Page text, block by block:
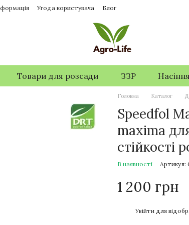
Угода користувача Блог
Товари для розсади ЗЗР Насіння
Головна Каталог
Speedfol
maxima
стійкості
В наявності Артикул:
1 200 грн
Увійти для